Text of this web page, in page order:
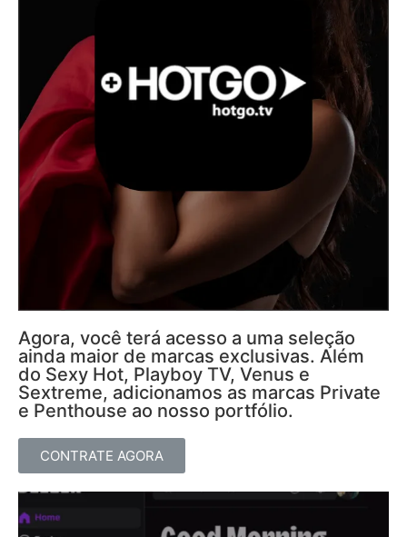
Agora, você terá acesso a uma seleção
ainda maior de marcas exclusivas. Além
do Sexy Hot, Playboy TV, Venus e
Sextreme, adicionamos as marcas Private
e Penthouse ao nosso portfólio.
CONTRATE AGORA